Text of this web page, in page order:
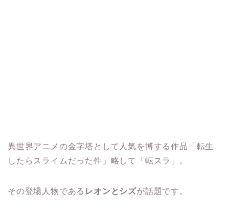
異世界アニメの金字塔として人気を博する作品「転生
したらスライムだった件」略して「転スラ」。
その登場人物である レオンとシズが話題です。